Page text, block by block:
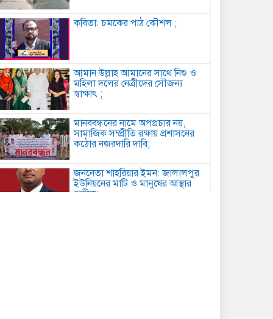
কবিতা: চমকের পাঠ কৌশল ;
আমান উল্লাহ আমানের সাথে নিশু ও
মহিলা দলের নেত্রীদের সৌজন্য
স্বাক্ষাৎ ;
মানববন্ধনের নামে অপপ্রচার নয়,
সামাজিক সম্প্রীতি রক্ষায় প্রশাসনের
কঠোর নজরদারি দাবি;
জননেতা শাহরিয়ার ইমন: জালালপুর
ইউনিয়নের মাটি ও মানুষের আস্থার
প্রতীক;